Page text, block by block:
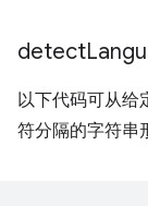
detect
以下代码可从给
符分隔的字符串